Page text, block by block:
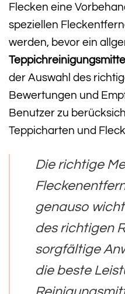
Flecken eine
speziellen
werden, bevor ein
Teppichreinigungsmittel
der Auswahl des
Bewertungen und
Benutzer zu
Teppicharten und
Die richtige
genauso
des richtigen
sorgfältige
die beste